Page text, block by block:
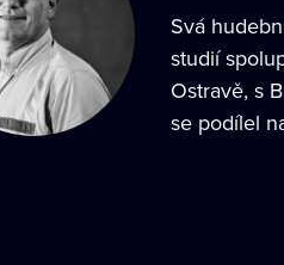
Svá
studií
Ostravě, s
se podílel